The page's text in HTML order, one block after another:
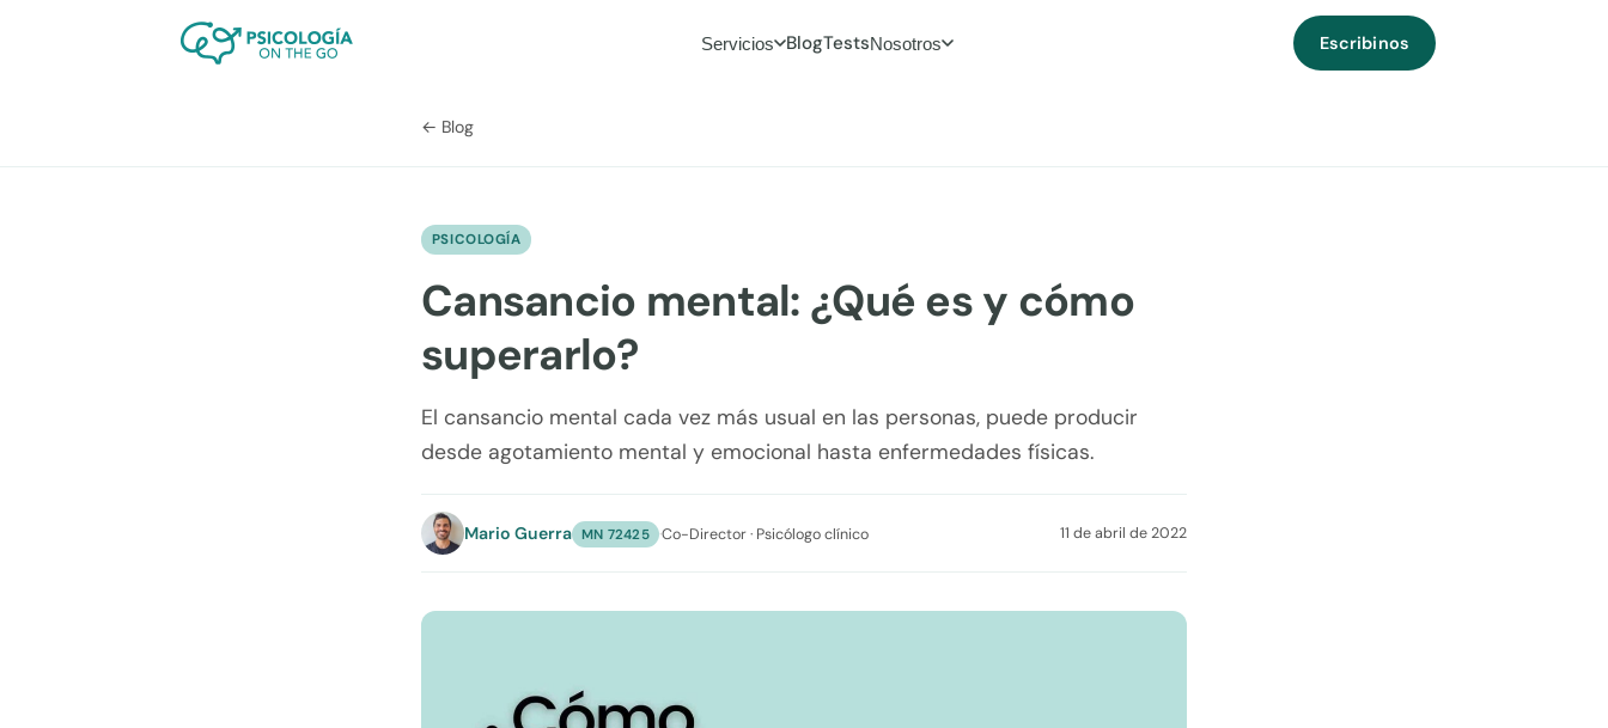
Servicios BlogTestsNosotros Escribinos
← Blog
PSICOLOGÍA
Cansancio mental: ¿Qué es y cómo
superarlo?
El cansancio mental cada vez más usual en las personas, puede producir
desde agotamiento mental y emocional hasta enfermedades físicas.
Mario Guerra MN 72425 ·Co-Director · Psicólogo clínico 11 de abril de 2022